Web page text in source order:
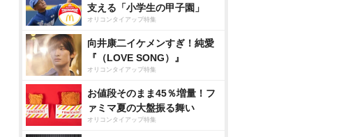
支える「小学生の甲子園」
オリコンタイアップ特集
向井康二イケメンすぎ！純愛
『（LOVE SONG）』
オリコンタイアップ特集
お値段そのまま45％増量！フ
ァミマ夏の大盤振る舞い
オリコンタイアップ特集